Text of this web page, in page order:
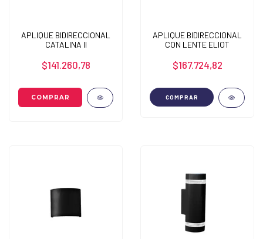
APLIQUE BIDIRECCIONAL
CATALINA II
$141.260,78
APLIQUE BIDIRECCIONAL
CON LENTE ELIOT
$167.724,82
COMPRAR